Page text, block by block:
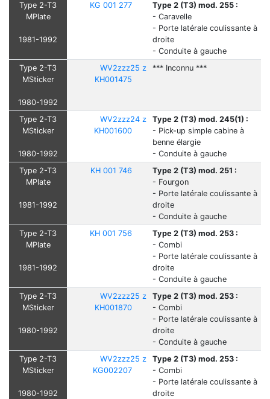
Type 2-T3
MPlate
1981-1992
KG 001 277
Type 2 (T3) mod. 255 :
- Caravelle
- Porte latérale coulissante à
droite
- Conduite à gauche
Type 2-T3
MSticker
1980-1992
WV2zzz25 z
KH001475
*** Inconnu ***
Type 2-T3
MSticker
1980-1992
WV2zzz24 z
KH001600
Type 2 (T3) mod. 245(1) :
- Pick-up simple cabine à
benne élargie
- Conduite à gauche
Type 2-T3
MPlate
1981-1992
KH 001 746
Type 2 (T3) mod. 251 :
- Fourgon
- Porte latérale coulissante à
droite
- Conduite à gauche
Type 2-T3
MPlate
1981-1992
KH 001 756
Type 2 (T3) mod. 253 :
- Combi
- Porte latérale coulissante à
droite
- Conduite à gauche
Type 2-T3
MSticker
1980-1992
WV2zzz25 z
KH001870
Type 2 (T3) mod. 253 :
- Combi
- Porte latérale coulissante à
droite
- Conduite à gauche
Type 2-T3
MSticker
1980-1992
WV2zzz25 z
KG002207
Type 2 (T3) mod. 253 :
- Combi
- Porte latérale coulissante à
droite